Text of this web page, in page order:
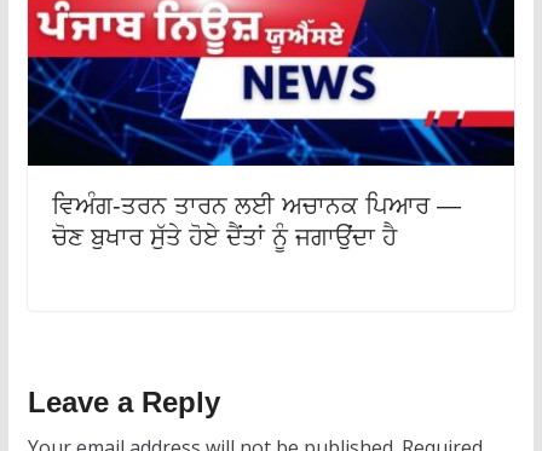
ਵਿਅੰਗ-ਤਰਨ ਤਾਰਨ ਲਈ ਅਚਾਨਕ ਪਿਆਰ —
ਚੋਣ ਬੁਖਾਰ ਸੁੱਤੇ ਹੋਏ ਦੈਂਤਾਂ ਨੂੰ ਜਗਾਉਂਦਾ ਹੈ
Leave a Reply